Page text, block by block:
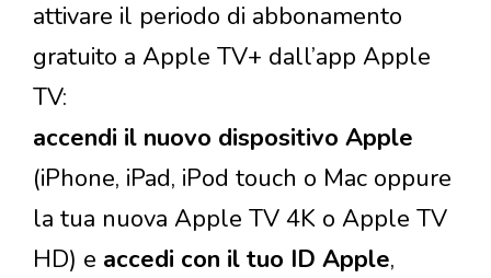
attivare il periodo di abbonamento
gratuito a Apple TV+ dall’app Apple
TV:
accendi il nuovo dispositivo Apple
(iPhone, iPad, iPod touch o Mac oppure
la tua nuova Apple TV 4K o Apple TV
HD) e accedi con il tuo ID Apple,